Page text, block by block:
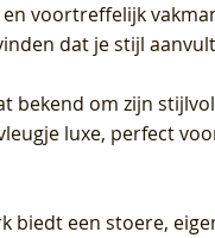
voortreffelijk
dat je stijl
bekend om zijn
luxe, perfect
biedt een stoere,